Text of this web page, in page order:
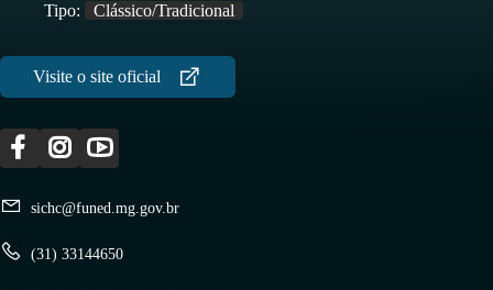
sichc@funed.mg.gov.br
(31) 33144650
conservação e divulgação de seus acervos.
Tipo:
Clássico/Tradicional